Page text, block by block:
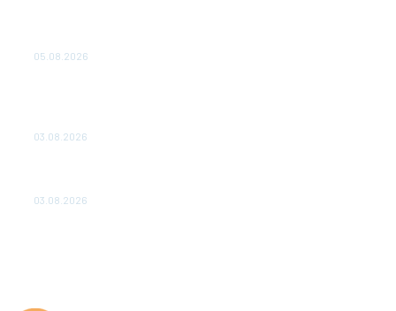
05.08.2026
03.08.2026
03.08.2026